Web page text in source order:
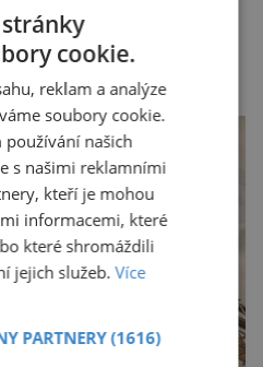
všechno. Hory i moře,
a víno. Ale za
stojí i tvrdá čísla. A ta
si zemi jako
rok na ni vstoupí sto
umění. Jiní
nebo moře. Francie si v
cookie.
reklam a analýze
soubory cookie.
používání našich
s našimi reklamními
kteří je mohou
informacemi, které
které shromáždili
jejich služeb.Více
PARTNERY(1616)